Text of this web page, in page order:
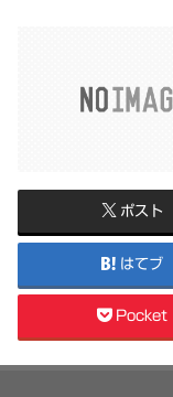
ポスト
はてブ
Pocket